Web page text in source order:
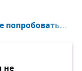
попробовать...
не